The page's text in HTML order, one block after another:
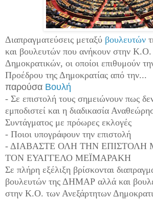
Διαπραγματεύσεις μεταξύ βουλευτών
και βουλευτών που ανήκουν στην
Δημοκρατικών, οι οποίοι επιθυμούν
Προέδρου της Δημοκρατίας από την...
παρούσα Βουλή
- Σε επιστολή τους σημειώνουν πως
εμποδιστεί και η διαδικασία
Συντάγματος με πρόωρες εκλογές
- Ποιοι υπογράφουν την επιστολή
- ΔΙΑΒΑΣΤΕ ΟΛΗ ΤΗΝ
ΤΟΝ ΕΥΑΓΓΕΛΟ ΜΕΪΜΑΡΑΚΗ
Σε πλήρη εξέλιξη βρίσκονται
βουλευτών της ΔΗΜΑΡ αλλά και
στην Κ.Ο. των Ανεξάρτητων